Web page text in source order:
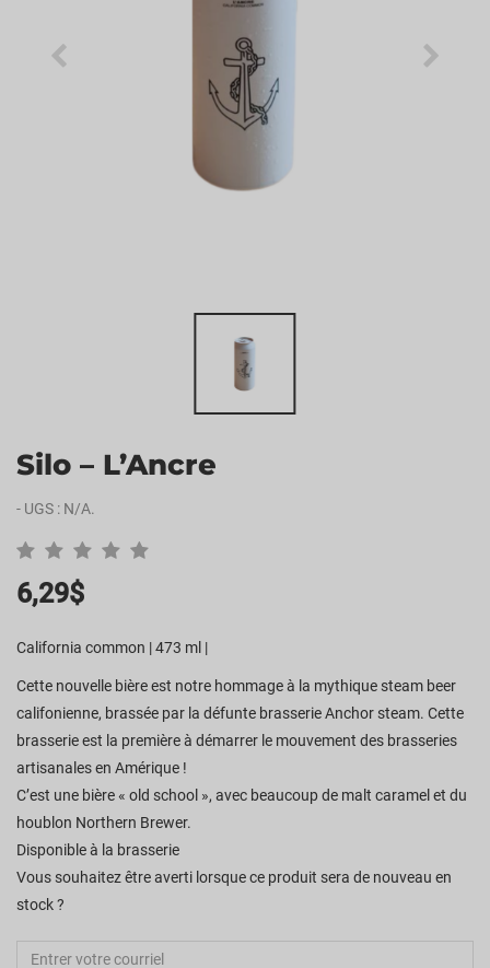
Silo – L’Ancre
- UGS : N/A.
6,29$
California common | 473 ml |
Cette nouvelle bière est notre hommage à la mythique steam beer
califonienne, brassée par la défunte brasserie Anchor steam. Cette
brasserie est la première à démarrer le mouvement des brasseries
artisanales en Amérique !
C’est une bière « old school », avec beaucoup de malt caramel et du
houblon Northern Brewer.
Disponible à la brasserie
Vous souhaitez être averti lorsque ce produit sera de nouveau en
stock ?